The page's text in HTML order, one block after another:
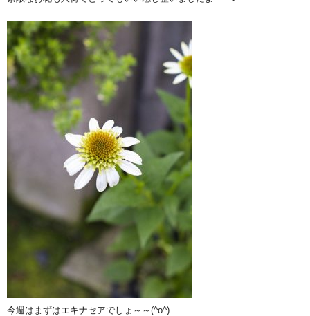
今週はまずはエキナセアでしょ～～(^o^)